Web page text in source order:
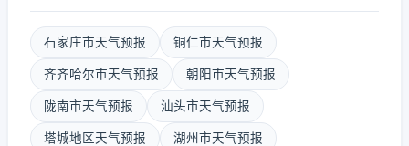
石家庄市天气预报 铜仁市天气预报
齐齐哈尔市天气预报 朝阳市天气预报
陇南市天气预报 汕头市天气预报
塔城地区天气预报 湖州市天气预报